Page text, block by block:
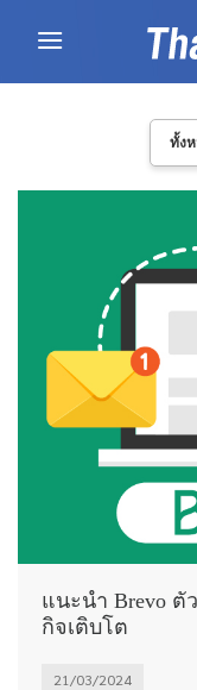
ทั้ง
แนะนำ Brevo ตั
กิจเติบโต
21/03/2024